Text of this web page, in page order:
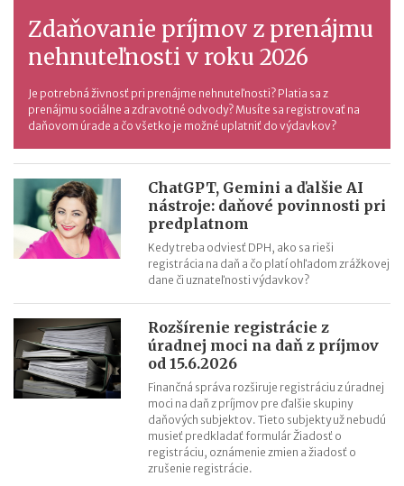
Zdaňovanie príjmov z prenájmu
nehnuteľnosti v roku 2026
Je potrebná živnosť pri prenájme nehnuteľnosti? Platia sa z
prenájmu sociálne a zdravotné odvody? Musíte sa registrovať na
daňovom úrade a čo všetko je možné uplatniť do výdavkov?
ChatGPT, Gemini a ďalšie AI
nástroje: daňové povinnosti pri
predplatnom
Kedy treba odviesť DPH, ako sa rieši
registrácia na daň a čo platí ohľadom zrážkovej
dane či uznateľnosti výdavkov?
Rozšírenie registrácie z
úradnej moci na daň z príjmov
od 15.6.2026
Finančná správa rozširuje registráciu z úradnej
moci na daň z príjmov pre ďalšie skupiny
daňových subjektov. Tieto subjekty už nebudú
musieť predkladať formulár Žiadosť o
registráciu, oznámenie zmien a žiadosť o
zrušenie registrácie.